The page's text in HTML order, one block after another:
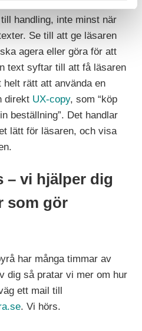
handling, inte minst när
Se till att ge läsaren
agera eller göra för att
text syftar till att få läsaren
helt rätt att använda en
direkt UX-copy, som “köp
beställning”. Det handlar
lätt för läsaren, och visa
– vi hjälper dig
som gör
har många timmar av
dig så pratar vi mer om hur
ett mail till
. Vi hörs.